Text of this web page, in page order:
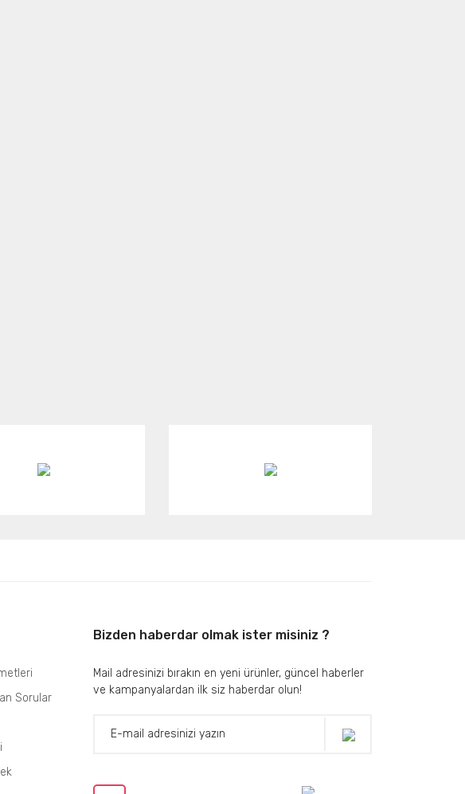
Sorular
Bizden haberdar olmak ister misiniz ?
Mail adresinizi bırakın en yeni ürünler, güncel haberler
ve kampanyalardan ilk siz haberdar olun!